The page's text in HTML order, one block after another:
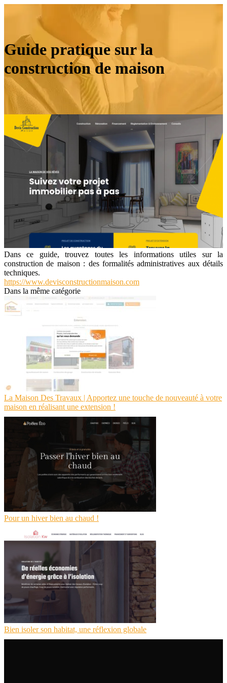
Guide pratique sur la
construction de maison
Dans ce guide, trouvez toutes les informations utiles sur la
construction de maison : des formalités administratives aux détails
techniques.
https://www.devisconstructionmaison.com
Dans la même catégorie
La Maison Des Travaux | Apportez une touche de nouveauté à votre
maison en réalisant une extension !
Pour un hiver bien au chaud !
Bien isoler son habitat, une réflexion globale